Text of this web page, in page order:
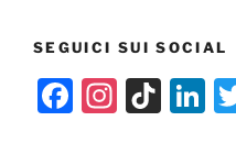
SEGUICI SUI SOCIAL
F
In Ti Li